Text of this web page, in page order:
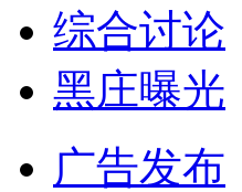
综合讨论
黑庄曝光
广告发布